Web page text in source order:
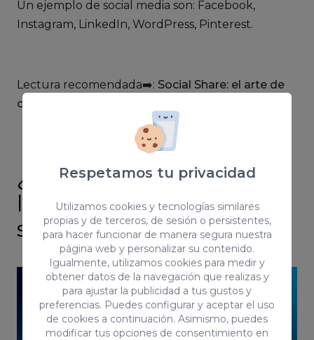
Respetamos tu privacidad
Utilizamos cookies y tecnologías similares
propias y de terceros, de sesión o persistentes,
para hacer funcionar de manera segura nuestra
página web y personalizar su contenido.
Igualmente, utilizamos cookies para medir y
obtener datos de la navegación que realizas y
para ajustar la publicidad a tus gustos y
preferencias. Puedes configurar y aceptar el uso
de cookies a continuación. Asimismo, puedes
modificar tus opciones de consentimiento en
Un ejemplo de social media son: Facebook,
Instagram, LinkedIn, WordPress, Pinterest.
Lectura recomendada➡️: Social Share: el arte de
compartir en redes sociales
¿Por qué confundimos
las redes sociales y los
social media?